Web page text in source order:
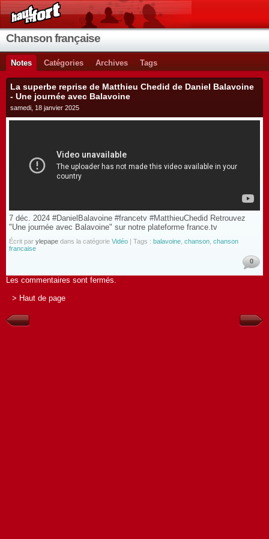
Chanson française
Notes Catégories Archives Tags
La superbe reprise de Matthieu Chedid de Daniel Balavoine
- Une journée avec Balavoine
samedi, 18 janvier 2025
7 déc. 2024 #DanielBalavoine #francetv #MatthieuChedid Retrouvez
"Une journée avec Balavoine" sur notre plateforme france.tv
Écrit par ylepape dans la catégorie Vidéo | Tags : balavoine chanson chanson
francaise
0
Les commentaires sont fermés.
> Haut de page